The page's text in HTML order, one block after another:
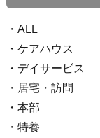
ALL
ケアハウス
デイサービス
居宅・訪問
本部
特養